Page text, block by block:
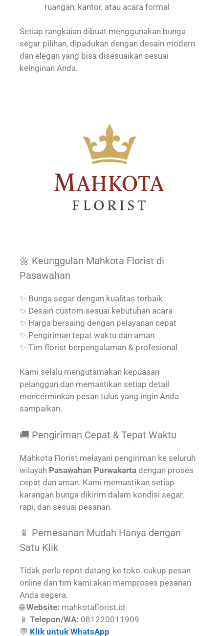
ruangan, kantor, atau acara formal
Setiap rangkaian dibuat menggunakan bunga
segar pilihan, dipadukan dengan desain modern
dan elegan yang bisa disesuaikan sesuai
keinginan Anda.
🌼 Keunggulan Mahkota Florist di
Pasawahan
✨ Bunga segar dengan kualitas terbaik
✨ Desain custom sesuai kebutuhan acara
✨ Harga bersaing dengan pelayanan cepat
✨ Pengiriman tepat waktu dan aman
✨ Tim florist berpengalaman & profesional
Kami selalu mengutamakan kepuasan
pelanggan dan memastikan setiap detail
mencerminkan pesan tulus yang ingin Anda
sampaikan.
🚚 Pengiriman Cepat & Tepat Waktu
Mahkota Florist melayani pengiriman ke seluruh
wilayah Pasawahan Purwakarta dengan proses
cepat dan aman. Kami memastikan setiap
karangan bunga dikirim dalam kondisi segar,
rapi, dan sesuai pesanan.
📱 Pemesanan Mudah Hanya dengan
Satu Klik
Tidak perlu repot datang ke toko, cukup pesan
online dan tim kami akan memproses pesanan
Anda segera.
🌐Website: mahkotaflorist.id
📱 Telepon/WA: 081220011909
💬 Klik untuk WhatsApp